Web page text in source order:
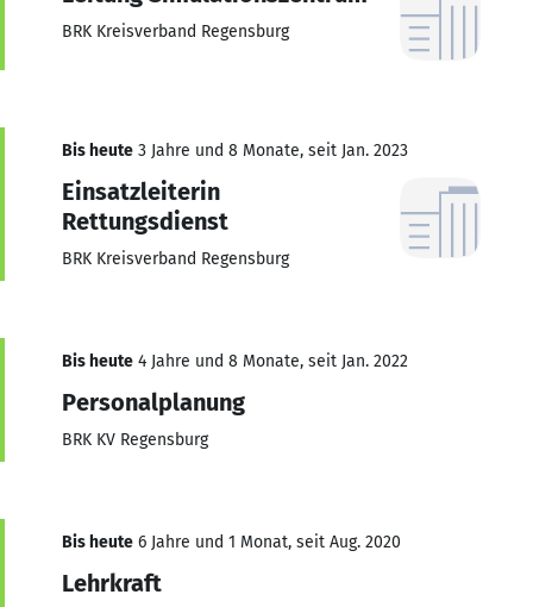
BRK Kreisverband Regensburg
Bis heute 3 Jahre und 8 Monate, seit Jan. 2023
Einsatzleiterin
Rettungsdienst
BRK Kreisverband Regensburg
Bis heute 4 Jahre und 8 Monate, seit Jan. 2022
Personalplanung
BRK KV Regensburg
Bis heute 6 Jahre und 1 Monat, seit Aug. 2020
Lehrkraft